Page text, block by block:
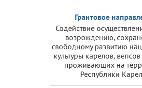
Грантовое
Содействие
возрождению,
свободному развитию
культуры карелов,
проживающих на
Республики